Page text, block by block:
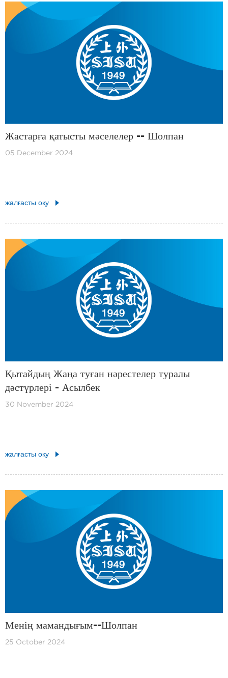
Жастарға қатысты мәселелер -- Шолпан
05 December 2024
жалғасты оқу
Қытайдың Жаңа туған нәрестелер туралы
дәстүрлері - Асылбек
30 November 2024
жалғасты оқу
Менің мамандығым--Шолпан
25 October 2024